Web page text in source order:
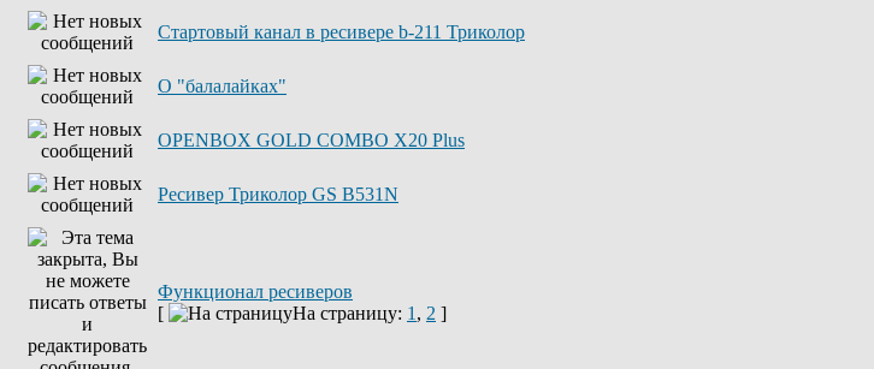
Стартовый канал в ресивере b-211 Триколор
О "балалайках"
OPENBOX GOLD COMBO X20 Plus
Ресивер Триколор GS B531N
Функционал ресиверов
[
На страницу: 1 , 2 ]